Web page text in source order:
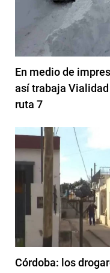
En medio de
así trabaja
ruta 7
Córdoba: los